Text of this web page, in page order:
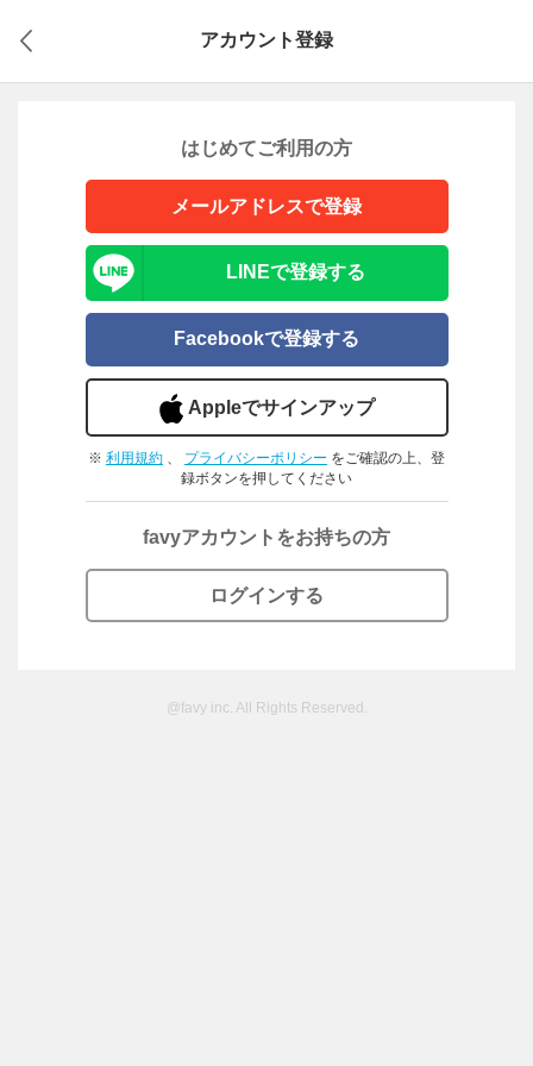
アカウント登録
はじめてご利用の方
メールアドレスで登録
LINEで登録する
Facebookで登録する
Appleでサインアップ
※ 利用規約 プライバシーポリシー をご確認の上、登
録ボタンを押してください
favyアカウントをお持ちの方
ログインする
@favy inc. All Rights Reserved.